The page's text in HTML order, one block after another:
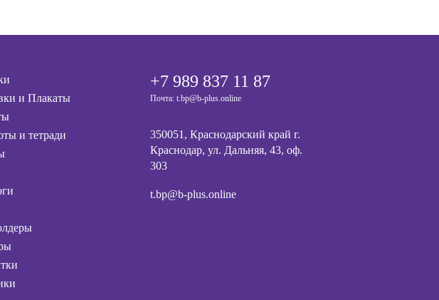
и Плакаты
и тетради
+7 989 837 11 87
Почта: t.bp@b-plus.online
350051, Краснодарский край г.
Краснодар, ул. Дальняя, 43, оф.
303
t.bp@b-plus.online